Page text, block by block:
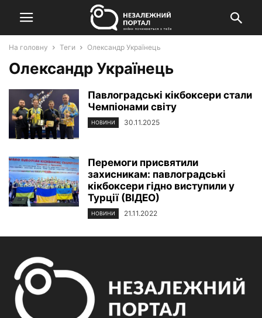
На головну Теги Олександр Українець
Олександр Українець
Павлоградські кікбоксери стали
Чемпіонами світу
НОВИНИ 30.11.2025
Перемоги присвятили
захисникам: павлоградські
кікбоксери гідно виступили у
Турції (ВІДЕО)
НОВИНИ 21.11.2022